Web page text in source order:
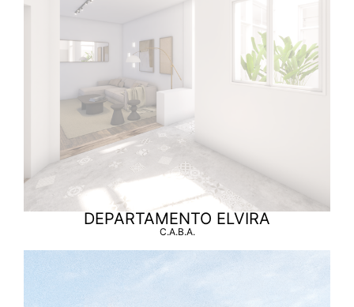
DEPARTAMENTO ELVIRA
C.A.B.A.